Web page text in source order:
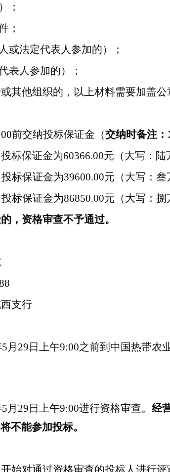
；
；
或法定代表人参加的）；
表人参加的）；
其他组织的，以上材料需要加盖公
前交纳投标保证金（交纳时备注：
投标保证金为60366.00元（大写： 陆
投标保证金为39600.00元（大写： 叁
投标保证金为86850.00元（大写： 捌
，资格审查不予通过。
支行
5月 29 日上午9:00之前到中国热带农
5月 29 日上午9:00进行资格审查。 经
不能参加投标。
始对通过资格审查的投标人进行